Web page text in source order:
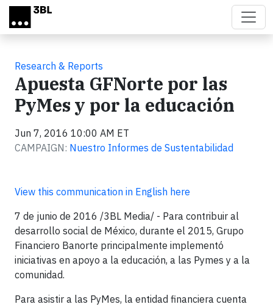
Skip to main content
Research & Reports
Apuesta GFNorte por las
PyMes y por la educación
Jun 7, 2016 10:00 AM ET
CAMPAIGN: Nuestro Informes de Sustentabilidad
View this communication in English here
7 de junio de 2016 /3BL Media/ - Para contribuir al
desarrollo social de México, durante el 2015, Grupo
Financiero Banorte principalmente implementó
iniciativas en apoyo a la educación, a las Pymes y a la
comunidad.
Para asistir a las PyMes, la entidad financiera cuenta